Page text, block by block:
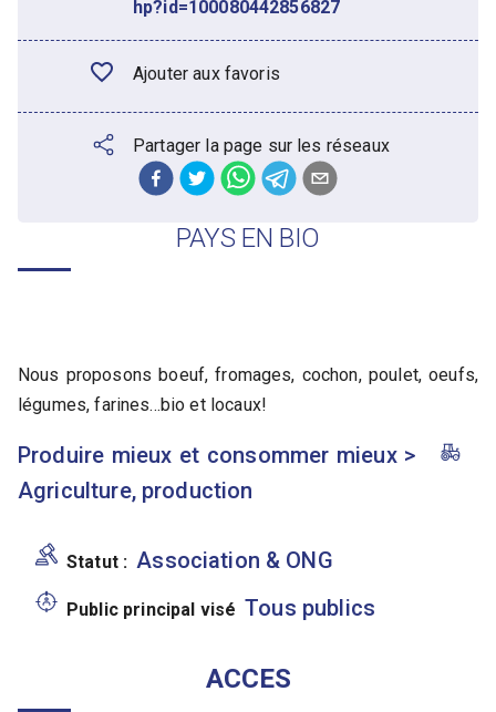
hp?id=100080442856827
Ajouter aux favoris
Partager la page sur les réseaux
PAYS EN BIO
Nous proposons boeuf, fromages, cochon, poulet, oeufs,
légumes, farines...bio et locaux!
Produire mieux et consommer mieux>
Agriculture, production
Statut : Association & ONG
Public principal visé Tous publics
ACCES